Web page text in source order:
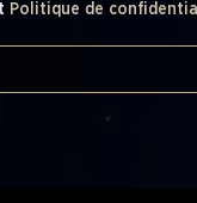
Politique de